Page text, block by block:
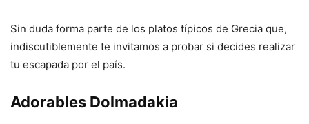
Sin duda forma parte de los platos típicos de Grecia que,
indiscutiblemente te invitamos a probar si decides realizar
tu escapada por el país.
Adorables Dolmadakia